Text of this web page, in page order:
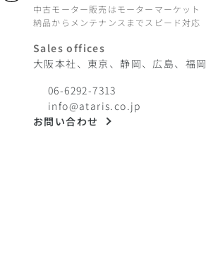
中古モーター販売はモーターマーケット
納品からメンテナンスまでスピード対応
Sales offices
大阪本社、東京、静岡、広島、福岡
06-6292-7313
info@ataris.co.jp
お問い合わせ